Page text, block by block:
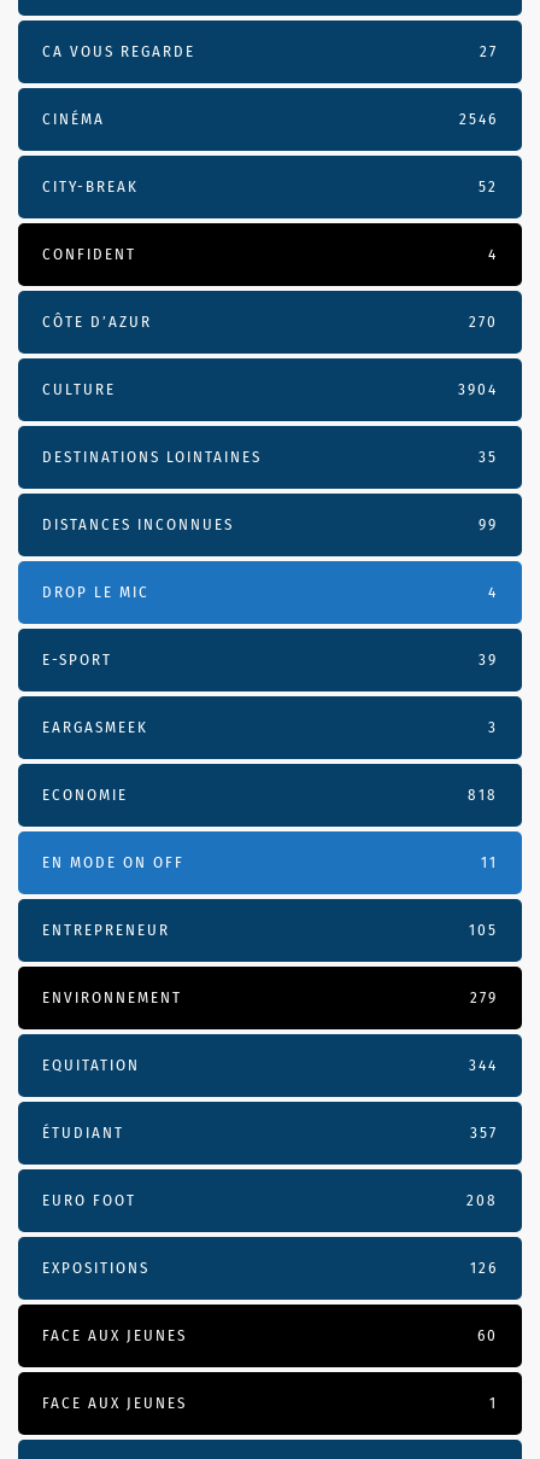
CA VOUS REGARDE 27
CINÉMA 2546
CITY-BREAK 52
CONFIDENT 4
CÔTE D’AZUR 270
CULTURE 3904
DESTINATIONS LOINTAINES 35
DISTANCES INCONNUES 99
DROP LE MIC 4
E-SPORT 39
EARGASMEEK 3
ECONOMIE 818
EN MODE ON OFF 11
ENTREPRENEUR 105
ENVIRONNEMENT 279
EQUITATION 344
ÉTUDIANT 357
EURO FOOT 208
EXPOSITIONS 126
FACE AUX JEUNES 60
FACE AUX JEUNES 1